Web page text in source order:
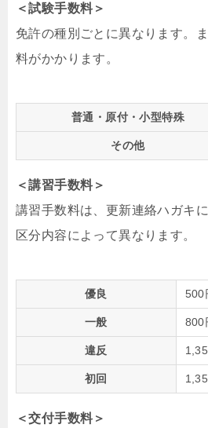
＜試験手数料＞
免許の種別ごとに異なります。
料がかかります。
普通・原付・小型特殊
その他
＜講習手数料＞
講習手数料は、更新連絡ハガキ
区分内容によって異なります。
優良 500
一般 800
違反
初回
＜交付手数料＞